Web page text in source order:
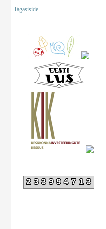
Tagasiside
233994713